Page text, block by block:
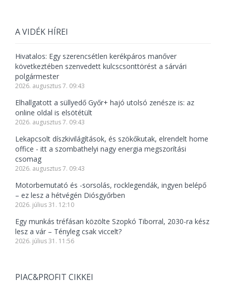
A VIDÉK HÍREI
Hivatalos: Egy szerencsétlen kerékpáros manőver
következtében szenvedett kulcscsonttörést a sárvári
polgármester
2026. augusztus 7. 09:43
Elhallgatott a süllyedő Győr+ hajó utolsó zenésze is: az
online oldal is elsötétült
2026. augusztus 7. 09:43
Lekapcsolt díszkivilágítások, és szökőkutak, elrendelt home
office - itt a szombathelyi nagy energia megszorítási
csomag
2026. augusztus 7. 09:43
Motorbemutató és -sorsolás, rocklegendák, ingyen belépő
– ez lesz a hétvégén Diósgyőrben
2026. július 31. 12:10
Egy munkás tréfásan közölte Szopkó Tiborral, 2030-ra kész
lesz a vár – Tényleg csak viccelt?
2026. július 31. 11:56
PIAC&PROFIT CIKKEI